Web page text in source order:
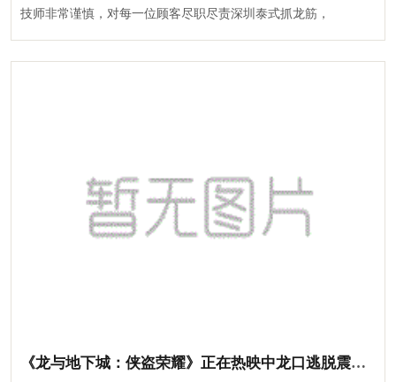
技师非常谨慎，对每一位顾客尽职尽责深圳泰式抓龙筋，
《龙与地下城：侠盗荣耀》正在热映中龙口逃脱震撼眼界正邪火热激战！